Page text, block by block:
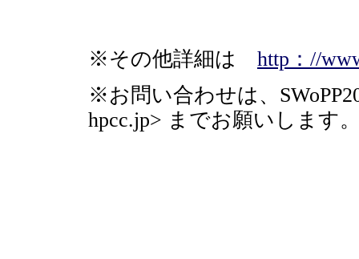
※その他詳細は http：//
※お問い合わせは、
hpcc.jp> までお願いします